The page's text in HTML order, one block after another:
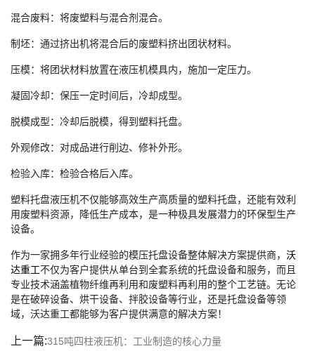
混合废料：将废塑料与混合剂混合。
制坯：通过挤出机将混合后的废塑料挤出团状材料。
压模：将团状材料放置在液压机模具内，施加一定压力。
凝固冷却：保压一定时间后，冷却成型。
脱模成型：冷却后脱模，得到塑料托盘。
外观修改：对成品进行削边、修补外形。
检验入库：检验合格后入库。
塑料托盘液压机不仅能够高效生产高质量的塑料托盘，还能有效利
用废塑料资源，降低生产成本，是一种极具发展潜力的环保型生产
设备。
作为一家拥多年行业经验的模压托盘设备整体解决方案提供商， 沃
达重工不仅为客户提供从单台到全套系统的托盘设备和服务，而且
专业技术涵盖植物纤维再利用和废塑料再利用的整个工艺链。无论
是在破碎设备、烘干设备、拌胶设备等行业，还是托盘设备等领
域，沃达重工都能够为客户提供满意的解决方案！
上一篇:315吨四柱液压机：工业制造的核心力量